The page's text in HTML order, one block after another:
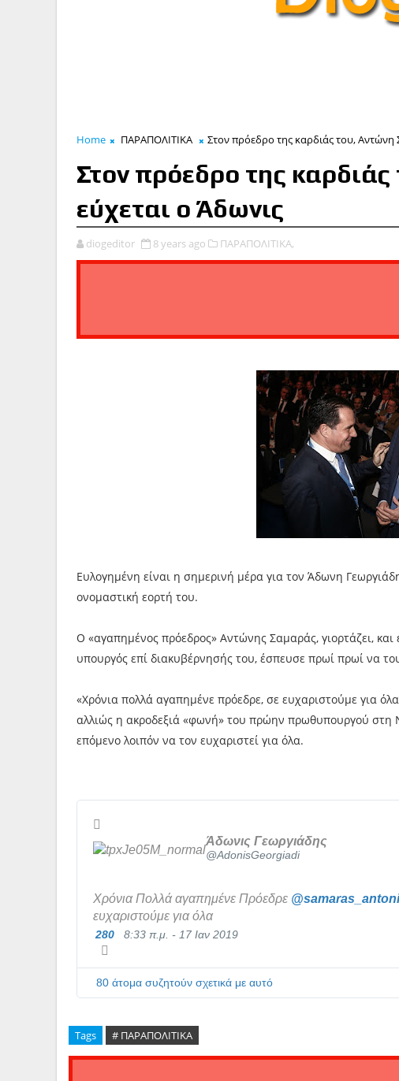
Home ΠΑΡΑΠΟΛΙΤΙΚΑ Στον πρόεδρο της καρδιάς του, Αντώνη
Στον πρόεδρο της
εύχεται ο Άδωνις
diogeditor 8 years ago ΠΑΡΑΠΟΛΙΤΙΚΑ,
Ευλογημένη είναι η σημερινή μέρα για τον Άδωνη
ονομαστική εορτή του.
Ο «αγαπημένος πρόεδρος» Αντώνης Σαμαράς, γιορτάζει,
υπουργός επί διακυβέρνησής του, έσπευσε πρωί πρωί να
«Χρόνια πολλά αγαπημένε πρόεδρε, σε ευχαριστούμε για
αλλιώς η ακροδεξιά «φωνή» του πρώην πρωθυπουργού στη
επόμενο λοιπόν να τον ευχαριστεί για όλα.
Άδωνις Γεωργιάδης
@AdonisGeorgiadi
Χρόνια Πολλά αγαπημένε Πρόεδρε @
ευχαριστούμε για όλα
280 8:33 π.μ. - 17 Ιαν 2019
80 άτομα συζητούν σχετικά με αυτό
Tags # ΠΑΡΑΠΟΛΙΤΙΚΑ